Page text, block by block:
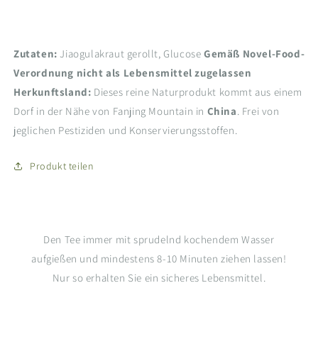
Zutaten: Jiaogulakraut gerollt, GlucoseGemäß Novel-Food-
Verordnung nicht als Lebensmittel zugelassen
Herkunftsland: Dieses reine Naturprodukt kommt aus einem
Dorf in der Nähe von Fanjing Mountain in China. Frei von
jeglichen Pestiziden und Konservierungsstoffen.
Produkt teilen
Den Tee immer mit sprudelnd kochendem Wasser
aufgießen und mindestens 8-10 Minuten ziehen lassen!
Nur so erhalten Sie ein sicheres Lebensmittel.